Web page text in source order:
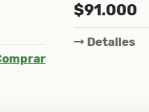
$91.000
Detalles